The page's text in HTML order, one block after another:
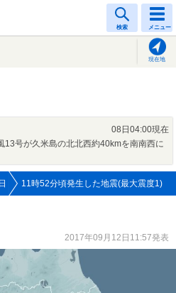
検索 メニュー
現在地
08日04:00現在
13号が久米島の北北西約40kmを南南西に
11時52分頃発生した地震(最大震度1)
2017年09月12日11:57発表